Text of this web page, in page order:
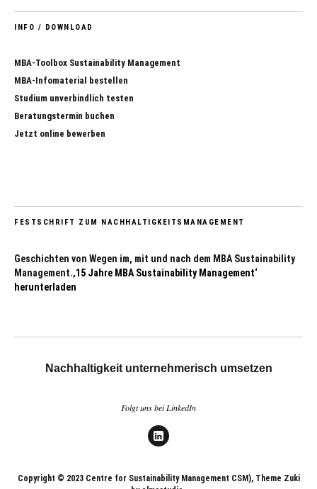
INFO / DOWNLOAD
MBA-Toolbox Sustainability Management
MBA-Infomaterial bestellen
Studium unverbindlich testen
Beratungstermin buchen
Jetzt online bewerben
FESTSCHRIFT ZUM NACHHALTIGKEITSMANAGEMENT
Geschichten von Wegen im, mit und nach dem MBA Sustainability
Management.‚15 Jahre MBA Sustainability Management‘
herunterladen
Nachhaltigkeit unternehmerisch umsetzen
Folgt uns bei LinkedIn
Copyright © 2023 Centre for Sustainability Management CSM), Theme Zuki